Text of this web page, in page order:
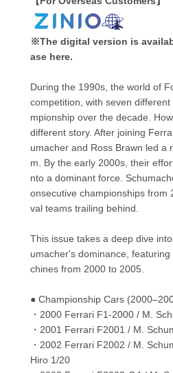
※The digital version is
ase here.
During the 1990s, the world of
competition, with seven
mpionship over the decade.
different story. After joining
umacher and Ross Brawn led a
m. By the early 2000s, their
nto a dominant force.
onsecutive championships from
val teams trailing behind.
This issue takes a deep dive
umacher's dominance,
chines from 2000 to 2005.
● Championship Cars
・2000 Ferrari F1-2000 / M.
・2001 Ferrari F2001 / M.
・2002 Ferrari F2002 / M.
Hiro 1/20